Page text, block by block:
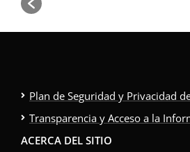
Plan de Seguridad y Privacidad
Transparencia y Acceso a la
ACERCA DEL SITIO